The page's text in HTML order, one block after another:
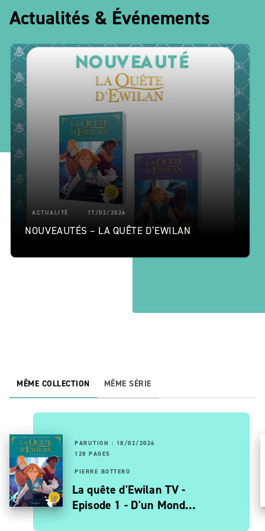
Actualités & Événements
ACTUALITÉ 17/02/2026
NOUVEAUTÉS – LA QUÊTE D’EWILAN
MÊME COLLECTION MÊME SÉRIE
PARUTION : 18/02/2026
128 PAGES
PIERRE BOTTERO
La quête d'Ewilan TV -
Episode 1 - D'un Mond…